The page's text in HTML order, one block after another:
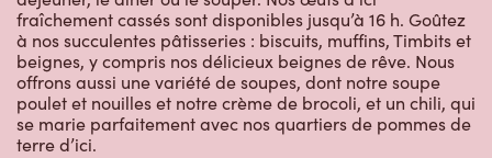
fraîchement cassés sont disponibles jusqu’à 16 h. Goûtez
à nos succulentes pâtisseries : biscuits, muffins, Timbits et
beignes, y compris nos délicieux beignes de rêve. Nous
offrons aussi une variété de soupes, dont notre soupe
poulet et nouilles et notre crème de brocoli, et un chili, qui
se marie parfaitement avec nos quartiers de pommes de
terre d’ici.